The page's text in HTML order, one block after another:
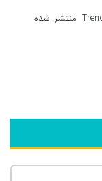
این مطالعه در مجله Trends in Cognitive Sciences منتشر شده